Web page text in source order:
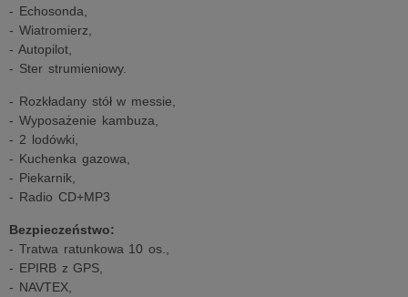
- Echosonda,
- Wiatromierz,
- Autopilot,
- Ster strumieniowy.
- Rozkładany stół w messie,
- Wyposażenie kambuza,
- 2 lodówki,
- Kuchenka gazowa,
- Piekarnik,
- Radio CD+MP3
Bezpieczeństwo:
- Tratwa ratunkowa 10 os.,
- EPIRB z GPS,
- NAVTEX,